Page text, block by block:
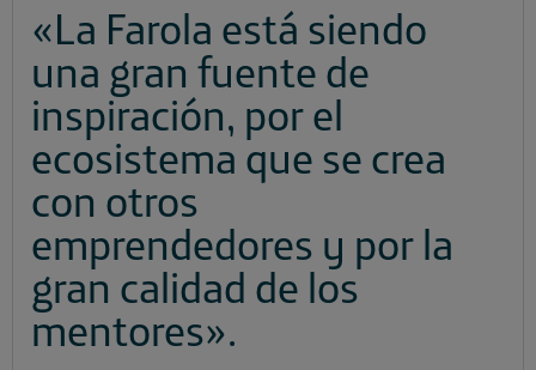
«La Farola está siendo
una gran fuente de
inspiración, por el
ecosistema que se crea
con otros
emprendedores y por la
gran calidad de los
mentores».